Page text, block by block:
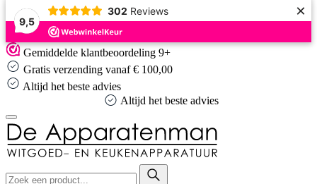
9,5
302 Reviews ×
Skip
to
content
Gemiddelde klantbeoordeling 9+
Gratis verzending vanaf € 100,00
Altijd het beste advies
Altijd het beste advies